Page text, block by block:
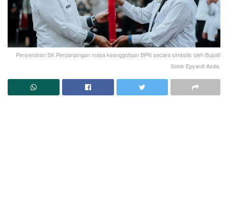
Penyerahan SK Perpanjangan masa keanggotaan BPN secara simbolis oleh Bupati
Solok Epyardi Asda,